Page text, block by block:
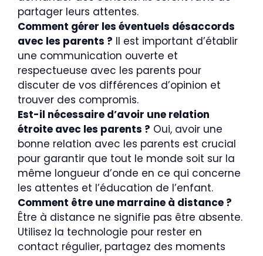
partager leurs attentes.
Comment gérer les éventuels désaccords
avec les parents ? Il est important d’établir
une communication ouverte et
respectueuse avec les parents pour
discuter de vos différences d’opinion et
trouver des compromis.
Est-il nécessaire d’avoir une relation
étroite avec les parents ? Oui, avoir une
bonne relation avec les parents est crucial
pour garantir que tout le monde soit sur la
même longueur d’onde en ce qui concerne
les attentes et l’éducation de l’enfant.
Comment être une marraine à distance ?
Être à distance ne signifie pas être absente.
Utilisez la technologie pour rester en
contact régulier, partagez des moments